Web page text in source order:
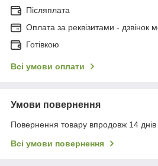
Післяплата
Оплата за реквізитами - дзвінок
Готівкою
Всі умови оплати
Умови повернення
Повернення товару впродовж 14
Всі умови повернення